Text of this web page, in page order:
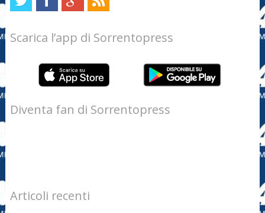
Scarica l’app di Sorrentopress
Diventa fan di Sorrentopress
Articoli recenti